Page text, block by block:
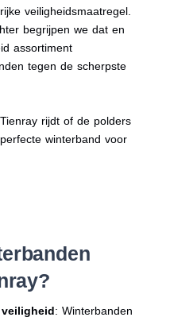
veiligheidsmaatregel.
begrijpen we dat en
assortiment
tegen de scherpste
rijdt of de polders
winterband voor
: Winterbanden